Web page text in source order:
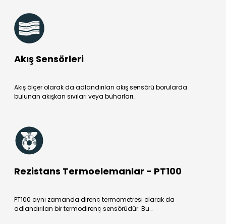
Akış Sensörleri
Akış ölçer olarak da adlandırılan akış sensörü borularda
bulunan akışkan sıvıları veya buharları…
Rezistans Termoelemanlar - PT100
PT100 aynı zamanda direnç termometresi olarak da
adlandırılan bir termodirenç sensörüdür. Bu…